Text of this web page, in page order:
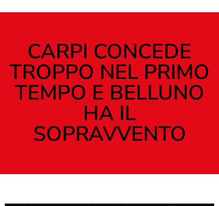
CARPI CONCEDE
TROPPO NEL PRIMO
TEMPO E BELLUNO
HA IL
SOPRAVVENTO